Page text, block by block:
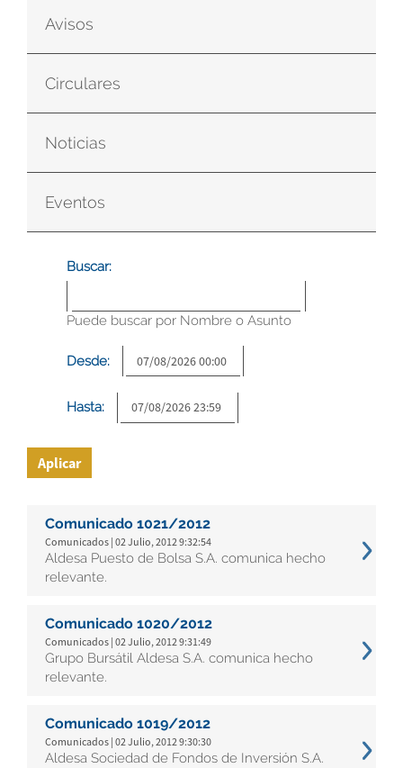
Avisos
Circulares
Noticias
Eventos
Buscar:
Puede buscar por Nombre o Asunto
Desde:
Hasta:
Aplicar
Comunicado 1021/2012
Comunicados | 02 Julio, 2012 9:32:54
Aldesa Puesto de Bolsa S.A. comunica hecho
relevante.
Comunicado 1020/2012
Comunicados | 02 Julio, 2012 9:31:49
Grupo Bursátil Aldesa S.A. comunica hecho
relevante.
Comunicado 1019/2012
Comunicados | 02 Julio, 2012 9:30:30
Aldesa Sociedad de Fondos de Inversión S.A.